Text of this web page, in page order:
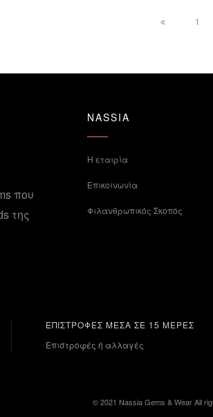
1
που
της
NASSIA
Η εταιρία
Επικοινωνία
Φιλανθρωπικός Σκοπός
ΕΠΙΣΤΡΟΦΕΣ ΜΕΣΑ ΣΕ 15 ΜΕΡΕΣ
Επιστροφές ή αλλαγές
© 2021 Nassia Gems & Wear All